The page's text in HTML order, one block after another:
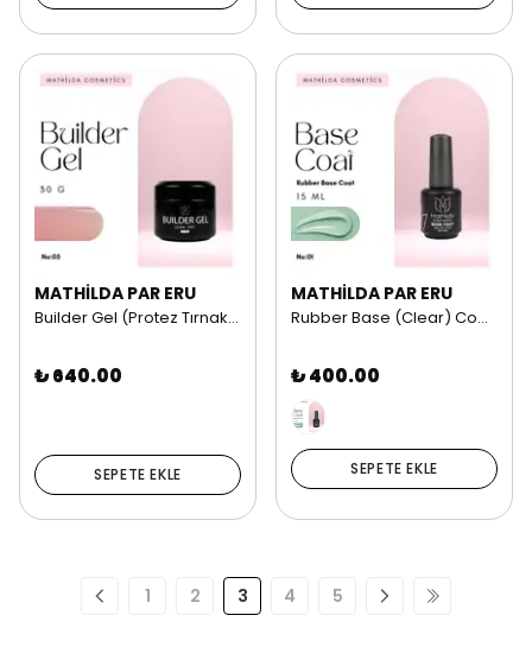
MATHİLDA PAR ERU
Builder Gel (Protez Tırnak Jeli) | 30G NO: 05
₺ 640.00
SEPETE EKLE
MATHİLDA PAR ERU
Rubber Base (Clear) Coat | 15 ml NO: 01
₺ 400.00
SEPETE EKLE
1 2 3 4 5